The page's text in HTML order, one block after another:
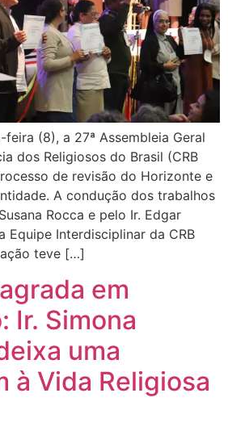
(8), a 27ª Assembleia Geral
dos Religiosos do Brasil (CRB
de revisão do Horizonte e
A condução dos trabalhos
Rocca e pelo Ir. Edgar
Equipe Interdisciplinar da CRB
teve […]
em
Ir. Simona
uma
à Vida Religiosa